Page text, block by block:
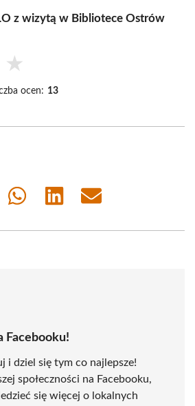
z wizytą w Bibliotece Ostrów
★
ocen: 13
Share
Share
Share
Facebooku!
i dziel się tym co najlepsze!
społeczności na Facebooku,
się więcej o lokalnych